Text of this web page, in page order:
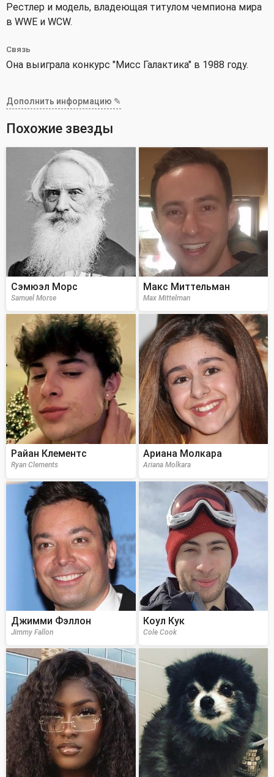
Рестлер и модель, владеющая титулом чемпиона мира
в WWE и WCW.
Связь
Она выиграла конкурс "Мисс Галактика" в 1988 году.
Дополнить информацию ✎
Похожие звезды
Сэмюэл Морс
Samuel Morse
Макс Миттельман
Max Mittelman
Райан Клементс
Ryan Clements
Ариана Молкара
Ariana Molkara
Джимми Фэллон
Jimmy Fallon
Коул Кук
Cole Cook